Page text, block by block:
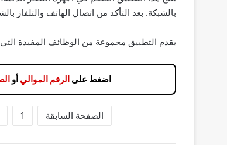
بالشبكة. بعد التأكد من اتصال الهاتف والتلفاز
يقدم التطبيق مجموعة من الوظائف المفيدة
اضغط علىالرقم الموالي أو
الصفحة السابقة 1